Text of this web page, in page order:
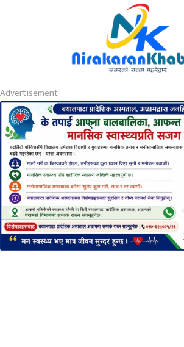
Privacy
शुक्रबार, साउन २२, २०८३
Nirakaran Khabar